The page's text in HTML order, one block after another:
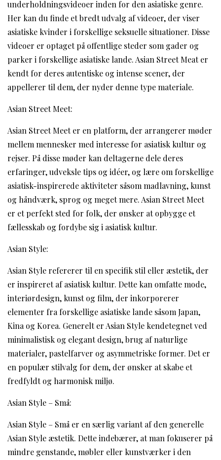
underholdningsvideoer inden for den asiatiske genre.
Her kan du finde et bredt udvalg af videoer, der viser
asiatiske kvinder i forskellige seksuelle situationer. Disse
videoer er optaget på offentlige steder som gader og
parker i forskellige asiatiske lande. Asian Street Meat er
kendt for deres autentiske og intense scener, der
appellerer til dem, der nyder denne type materiale.
Asian Street Meet:
Asian Street Meet er en platform, der arrangerer møder
mellem mennesker med interesse for asiatisk kultur og
rejser. På disse møder kan deltagerne dele deres
erfaringer, udveksle tips og idéer, og lære om forskellige
asiatisk-inspirerede aktiviteter såsom madlavning, kunst
og håndværk, sprog og meget mere. Asian Street Meet
er et perfekt sted for folk, der ønsker at opbygge et
fællesskab og fordybe sig i asiatisk kultur.
Asian Style:
Asian Style refererer til en specifik stil eller æstetik, der
er inspireret af asiatisk kultur. Dette kan omfatte mode,
interiørdesign, kunst og film, der inkorporerer
elementer fra forskellige asiatiske lande såsom Japan,
Kina og Korea. Generelt er Asian Style kendetegnet ved
minimalistisk og elegant design, brug af naturlige
materialer, pastelfarver og asymmetriske former. Det er
en populær stilvalg for dem, der ønsker at skabe et
fredfyldt og harmonisk miljø.
Asian Style – Små:
Asian Style – Små er en særlig variant af den generelle
Asian Style æstetik. Dette indebærer, at man fokuserer på
mindre genstande, møbler eller kunstværker i den